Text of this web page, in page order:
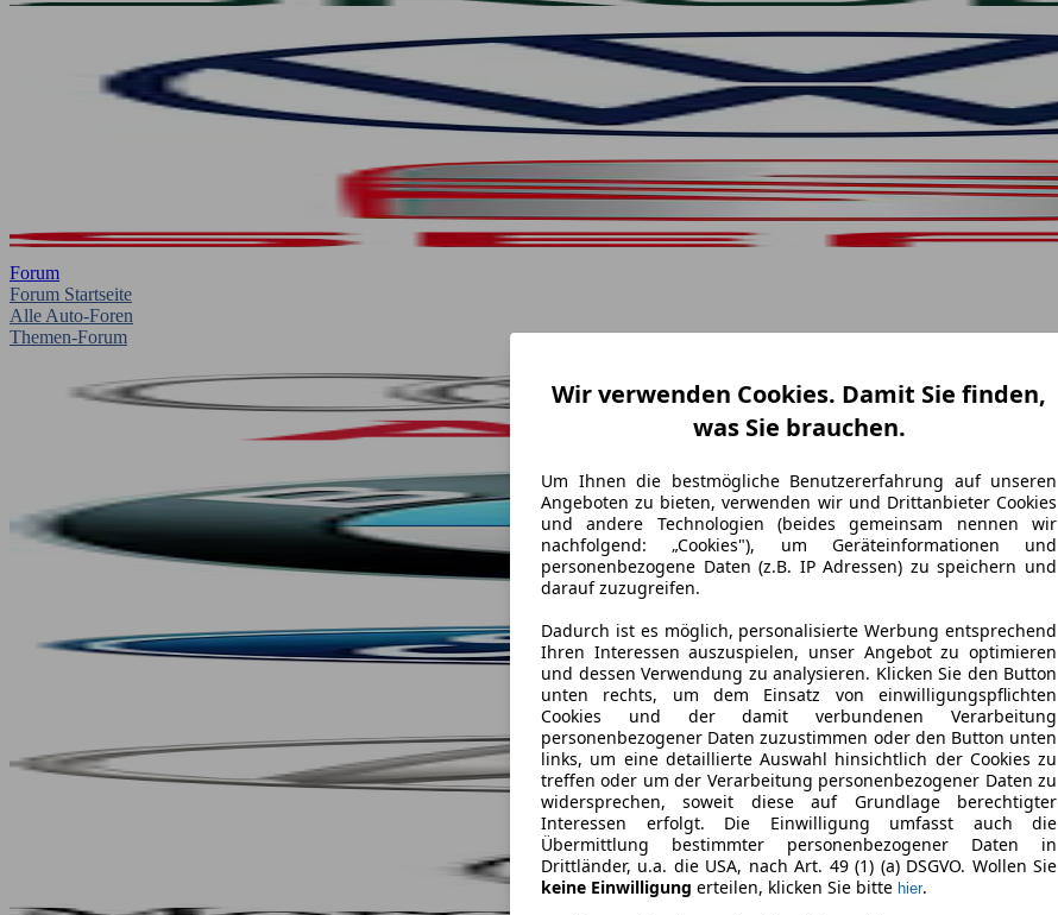
Forum
Forum Startseite
Alle Auto-Foren
Themen-Forum
Wir verwenden Cookies. Damit Sie finden,
was Sie brauchen.
Um Ihnen die bestmögliche Benutzererfahrung auf unseren
Angeboten zu bieten, verwenden wir und Drittanbieter Cookies
und andere Technologien (beides gemeinsam nennen wir
nachfolgend: „Cookies"), um Geräteinformationen und
personenbezogene Daten (z.B. IP Adressen) zu speichern und
darauf zuzugreifen.
Dadurch ist es möglich, personalisierte Werbung entsprechend
Ihren Interessen auszuspielen, unser Angebot zu optimieren
und dessen Verwendung zu analysieren. Klicken Sie den Button
unten rechts, um dem Einsatz von einwilligungspflichten
Cookies und der damit verbundenen Verarbeitung
personenbezogener Daten zuzustimmen oder den Button unten
links, um eine detaillierte Auswahl hinsichtlich der Cookies zu
treffen oder um der Verarbeitung personenbezogener Daten zu
widersprechen, soweit diese auf Grundlage berechtigter
Interessen erfolgt. Die Einwilligung umfasst auch die
Übermittlung bestimmter personenbezogener Daten in
Drittländer, u.a. die USA, nach Art. 49 (1) (a) DSGVO. Wollen Sie
keine Einwilligung erteilen, klicken Sie bitte hier.